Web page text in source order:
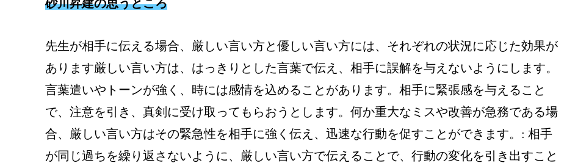
砂川昇建の思うところ
先生が相手に伝える場合、厳しい言い方と優しい言い方には、それぞれの状況に応じた効果が
あります厳しい言い方は、はっきりとした言葉で伝え、相手に誤解を与えないようにします。
言葉遣いやトーンが強く、時には感情を込めることがあります。相手に緊張感を与えること
で、注意を引き、真剣に受け取ってもらおうとします。何か重大なミスや改善が急務である場
合、厳しい言い方はその緊急性を相手に強く伝え、迅速な行動を促すことができます。: 相手
が同じ過ちを繰り返さないように、厳しい言い方で伝えることで、行動の変化を引き出すこと